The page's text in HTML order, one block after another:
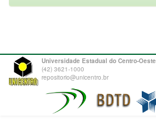
Universidade Estadual do Centro-Oeste
(42) 3621-1000
repositorio@unicentro.br